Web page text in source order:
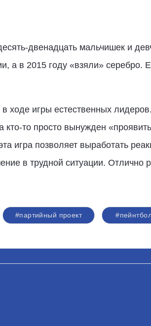
двенадцать мальчишек и
в 2015 году «взяли» серебро.
ходе игры естественных
то просто вынужден
игра позволяет выработать
в трудной ситуации. Отлично
#партийный проект